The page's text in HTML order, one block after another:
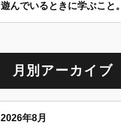
遊んでいるときに学ぶこと。
月別アーカイブ
2026年8月